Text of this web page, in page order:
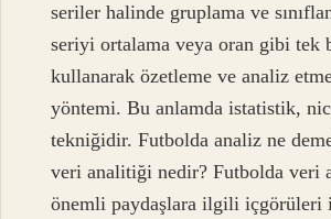
seriler halinde gruplama ve
seriyi ortalama veya oran gibi tek
kullanarak özetleme ve analiz
yöntemi. Bu anlamda istatistik,
tekniğidir. Futbolda analiz ne
veri analitiği nedir? Futbolda veri
önemli paydaşlara ilgili içgörüleri